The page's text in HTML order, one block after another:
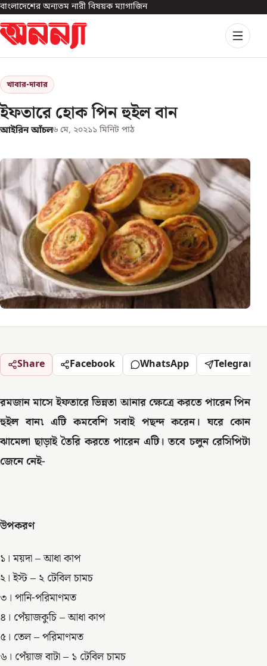
বাংলাদেশের অন্যতম নারী বিষয়ক ম্যাগাজিন
খাবার-দাবার
ইফতারে হোক পিন হুইল বান
আইরিন আঁচল৬ মে, ২০২১১ মিনিট পাঠ
Share Facebook WhatsApp Telegram
রমজান মাসে ইফতারে ভিন্নতা আনার ক্ষেত্রে করতে পারেন পিন
হুইল বান৷ এটি কমবেশি সবাই পছন্দ করেন। ঘরে কোন
ঝামেলা ছাড়াই তৈরি করতে পারেন এটি। তবে চলুন রেসিপিটা
জেনে নেই-
উপকরণ
১। ময়দা – আধা কাপ
২। ইস্ট – ২ টেবিল চামচ
৩। পানি-পরিমাণমত
৪। পেঁয়াজকুচি – আধা কাপ
৫। তেল – পরিমাণমত
৬। পেঁয়াজ বাটা – ১ টেবিল চামচ